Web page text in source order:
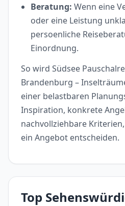
Beratung: Wenn eine
oder eine Leistung
persoenliche
Einordnung.
So wird Südsee
Brandenburg –
einer belastbaren
Inspiration, konkrete
nachvollziehbare
ein Angebot entscheiden.
Top